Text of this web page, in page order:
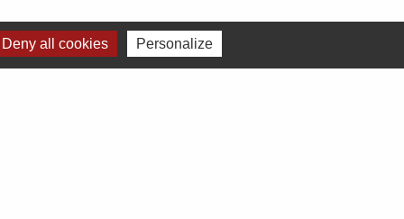
Deny all cookies Personalize